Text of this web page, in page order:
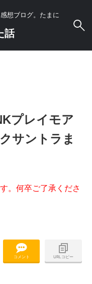
想ブログ。たまに
話
プレイモア
サントラま
コメント URLコピー